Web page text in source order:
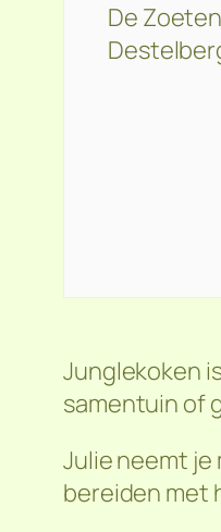
De
Junglekoken
samentuin of
Julie neemt je
bereiden met